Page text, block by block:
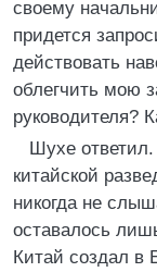
своему
придется
действовать
облегчить мою
руководителя?
Шухе ответил.
китайской
никогда не
оставалось
Китай создал в